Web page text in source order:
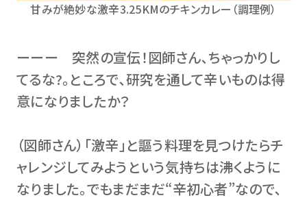
甘みが絶妙な激辛3.25KMのチキンカレー（調理例）
ーーー 突然の宣伝！図師さん､ちゃっかりし
てるな?。ところで､研究を通して辛いものは得
意になりましたか？
（図師さん）｢激辛｣と謳う料理を見つけたらチ
ャレンジしてみようという気持ちは沸くように
なりました。でもまだまだ“辛初心者”なので､